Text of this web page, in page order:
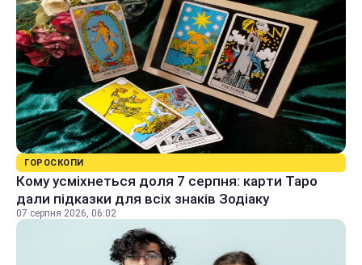
ГОРОСКОПИ
Кому усміхнеться доля 7 серпня: карти Таро
дали підказки для всіх знаків Зодіаку
07 серпня 2026, 06:02